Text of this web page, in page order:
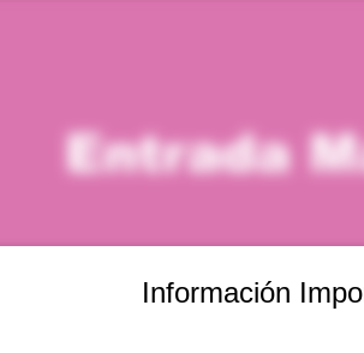
Información
Entrada